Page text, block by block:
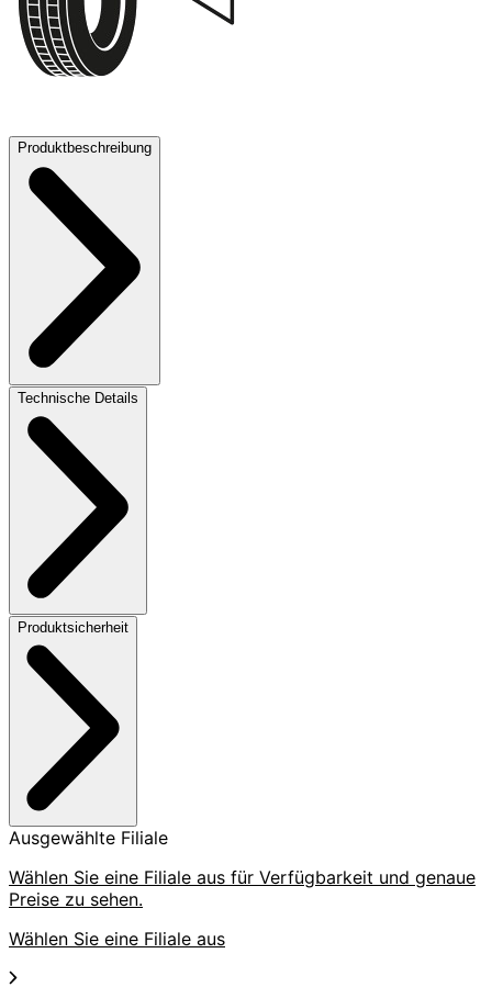
Produktbeschreibung
Technische Details
Produktsicherheit
Ausgewählte Filiale
Wählen Sie eine Filiale aus für Verfügbarkeit und genaue
Preise zu sehen.
Wählen Sie eine Filiale aus